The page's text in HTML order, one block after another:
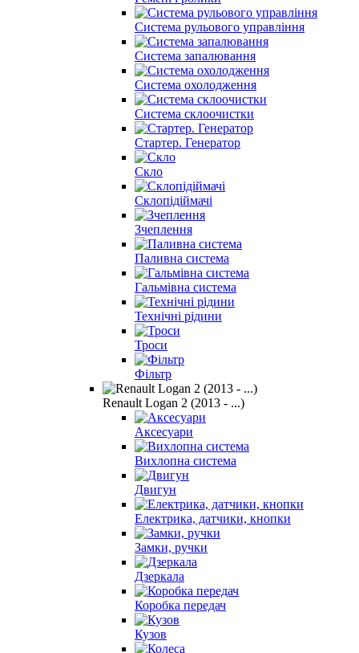
Система рульового управління
Система запалювання
Система охолодження
Система склоочистки
Стартер. Генератор
Скло
Склопідіймачі
Зчеплення
Паливна система
Гальмівна система
Технічні рідини
Троси
Фільтр
Renault Logan 2 (2013 - ...)
Аксесуари
Вихлопна система
Двигун
Електрика, датчики, кнопки
Замки, ручки
Дзеркала
Коробка передач
Кузов